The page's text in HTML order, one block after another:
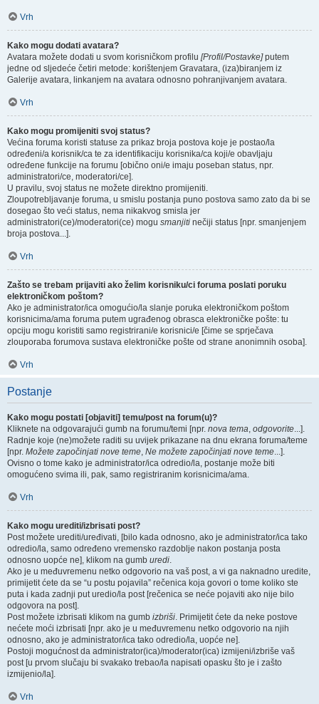
Vrh
Kako mogu dodati avatara?
Avatara možete dodati u svom korisničkom profilu [Profil/Postavke]putem
jedne od sljedeće četiri metode: korištenjem Gravatara, (iza)biranjem iz
Galerije avatara, linkanjem na avatara odnosno pohranjivanjem avatara.
Vrh
Kako mogu promijeniti svoj status?
Većina foruma koristi statuse za prikaz broja postova koje je postao/la
određeni/a korisnik/ca te za identifikaciju korisnika/ca koji/e obavljaju
određene funkcije na forumu [obično oni/e imaju poseban status, npr.
administratori/ce, moderatori/ce].
U pravilu, svoj status ne možete direktno promijeniti.
Zloupotrebljavanje foruma, u smislu postanja puno postova samo zato da bi se
dosegao što veći status, nema nikakvog smisla jer
administratori(ce)/moderatori(ce) mogu smanjiti nečiji status [npr. smanjenjem
broja postova...].
Vrh
Zašto se trebam prijaviti ako želim korisniku/ci foruma poslati poruku
elektroničkom poštom?
Ako je administrator/ica omogućio/la slanje poruka elektroničkom poštom
korisnicima/ama foruma putem ugrađenog obrasca elektroničke pošte: tu
opciju mogu koristiti samo registrirani/e korisnici/e [čime se sprječava
zlouporaba forumova sustava elektroničke pošte od strane anonimnih osoba].
Vrh
Postanje
Kako mogu postati [objaviti] temu/post na forum(u)?
Kliknete na odgovarajući gumb na forumu/temi [npr. nova tema, odgovorite...].
Radnje koje (ne)možete raditi su uvijek prikazane na dnu ekrana foruma/teme
[npr. Možete započinjati nove teme, Ne možete započinjati nove teme...].
Ovisno o tome kako je administrator/ica odredio/la, postanje može biti
omogućeno svima ili, pak, samo registriranim korisnicima/ama.
Vrh
Kako mogu urediti/izbrisati post?
Post možete urediti/uređivati, [bilo kada odnosno, ako je administrator/ica tako
odredio/la, samo određeno vremensko razdoblje nakon postanja posta
odnosno uopće ne], klikom na gumb uredi.
Ako je u međuvremenu netko odgovorio na vaš post, a vi ga naknadno uredite,
primijetit ćete da se “u postu pojavila” rečenica koja govori o tome koliko ste
puta i kada zadnji put uredio/la post [rečenica se neće pojaviti ako nije bilo
odgovora na post].
Post možete izbrisati klikom na gumb izbriši. Primijetit ćete da neke postove
nećete moći izbrisati [npr. ako je u međuvremenu netko odgovorio na njih
odnosno, ako je administrator/ica tako odredio/la, uopće ne].
Postoji mogućnost da administrator(ica)/moderator(ica) izmijeni/izbriše vaš
post [u prvom slučaju bi svakako trebao/la napisati opasku što je i zašto
izmijenio/la].
Vrh